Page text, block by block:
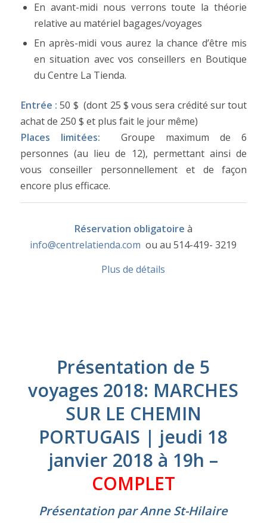
En avant-midi nous verrons toute la théorie
relative au matériel bagages/voyages
En après-midi vous aurez la chance d’être mis
en situation avec vos conseillers en Boutique
du Centre La Tienda.
Entrée : 50 $ (dont 25 $ vous sera crédité sur tout
achat de 250 $ et plus fait le jour même)
Places limitées: Groupe maximum de 6
personnes (au lieu de 12), permettant ainsi de
vous conseiller personnellement et de façon
encore plus efficace.
Réservation obligatoire à
info@centrelatienda.com ou au 514-419- 3219
Plus de détails
Présentation de 5
voyages 2018: MARCHES
SUR LE CHEMIN
PORTUGAIS | jeudi 18
janvier 2018 à 19h –
COMPLET
Présentation par Anne St-Hilaire